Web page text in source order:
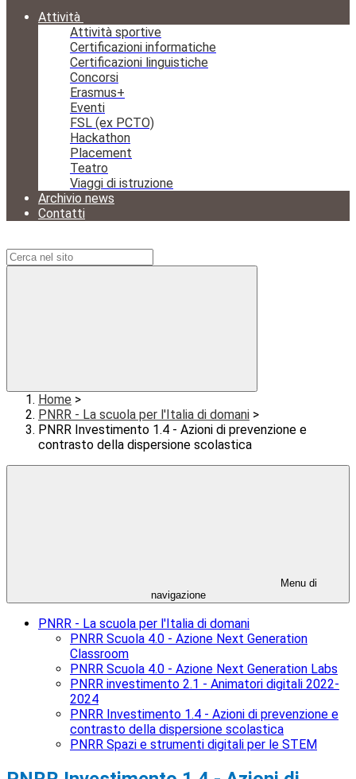
Attività
Attività sportive
Certificazioni informatiche
Certificazioni linguistiche
Concorsi
Erasmus+
Eventi
FSL (ex PCTO)
Hackathon
Placement
Teatro
Viaggi di istruzione
Archivio news
Contatti
Home >
PNRR - La scuola per l'Italia di domani >
PNRR Investimento 1.4 - Azioni di prevenzione e
contrasto della dispersione scolastica
Menu di
navigazione
PNRR - La scuola per l'Italia di domani
PNRR Scuola 4.0 - Azione Next Generation
Classroom
PNRR Scuola 4.0 - Azione Next Generation Labs
PNRR investimento 2.1 - Animatori digitali 2022-
2024
PNRR Investimento 1.4 - Azioni di prevenzione e
contrasto della dispersione scolastica
PNRR Spazi e strumenti digitali per le STEM